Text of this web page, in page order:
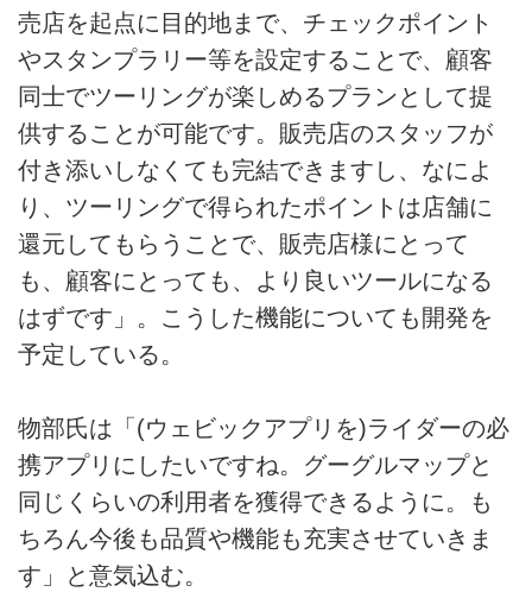
売店を起点に目的地まで、チェックポイント
やスタンプラリー等を設定することで、顧客
同士でツーリングが楽しめるプランとして提
供することが可能です。販売店のスタッフが
付き添いしなくても完結できますし、なによ
り、ツーリングで得られたポイントは店舗に
還元してもらうことで、販売店様にとって
も、顧客にとっても、より良いツールになる
はずです」。こうした機能についても開発を
予定している。
物部氏は「(ウェビックアプリを)ライダーの必
携アプリにしたいですね。グーグルマップと
同じくらいの利用者を獲得できるように。も
ちろん今後も品質や機能も充実させていきま
す」と意気込む。